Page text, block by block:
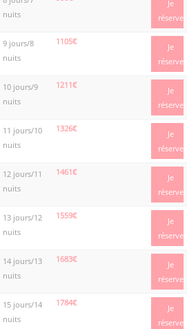
nuits
Je
réserve
9 jours/8
nuits
1105€
Je
réserve
10 jours/9
nuits
1211€
Je
réserve
11 jours/10
nuits
1326€
Je
réserve
12 jours/11
nuits
1461€
Je
réserve
13 jours/12
nuits
1559€
Je
réserve
14 jours/13
nuits
1683€
Je
réserve
15 jours/14
nuits
1784€
Je
réserve